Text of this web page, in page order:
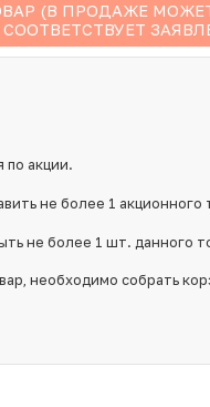
(В ПРОДАЖЕ
по акции.
не более 1 акционного
не более 1 шт. данного
необходимо собрать